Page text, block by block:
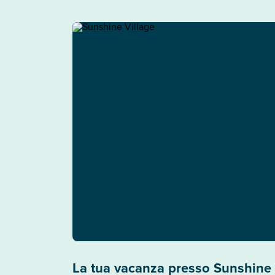
La tua vacanza presso